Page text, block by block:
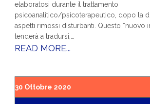
elaboratosi durante il trattamento
psicoanalitico/psicoterapeutico, dopo la
aspetti rimossi disturbanti. Questo “nuovo
tenderà a tradursi,…
READ MORE...
30 Ottobre 2020